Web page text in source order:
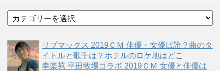
テ
リ
ー
リブマックス 2019ＣＭ 俳優・女優は誰？曲のタ
イトルと歌手は？ホテルのロケ地はどこ
幸楽苑 平田牧場コラボ 2019ＣＭ 女優と俳優は